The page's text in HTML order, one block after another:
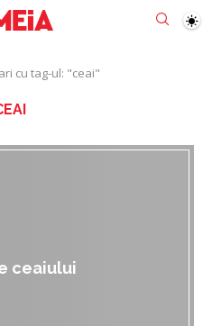
cu tag-ul: "ceai"
ceaiului